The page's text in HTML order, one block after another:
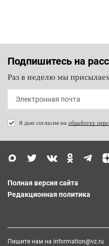
Подпишитесь на
Раз в неделю мы
Я даю согласие на обработку
Полная версия сайта
Редакционная политика
Пишите нам на information@vz.ru